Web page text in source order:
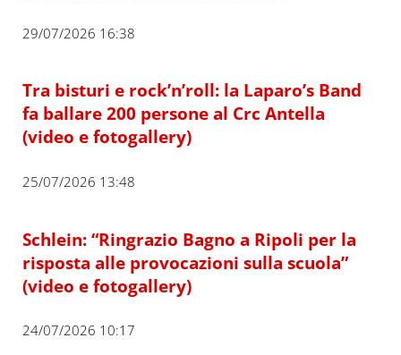
29/07/2026 16:38
Tra bisturi e rock’n’roll: la Laparo’s Band
fa ballare 200 persone al Crc Antella
(video e fotogallery)
25/07/2026 13:48
Schlein: “Ringrazio Bagno a Ripoli per la
risposta alle provocazioni sulla scuola”
(video e fotogallery)
24/07/2026 10:17